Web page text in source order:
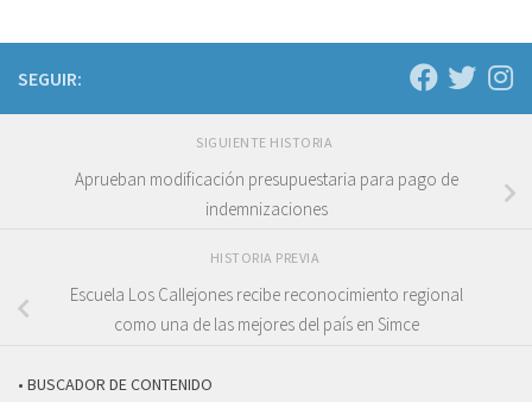
SEGUIR:
SIGUIENTE HISTORIA
Aprueban modificación presupuestaria para pago de
indemnizaciones
HISTORIA PREVIA
Escuela Los Callejones recibe reconocimiento regional
como una de las mejores del país en Simce
• BUSCADOR DE CONTENIDO